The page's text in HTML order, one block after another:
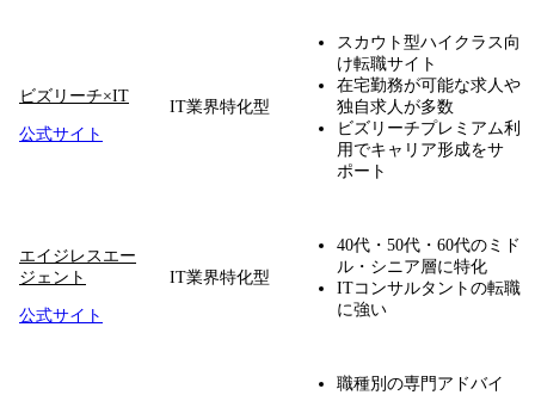
ビズリーチ×IT
公式サイト
IT業界特化型
スカウト型ハイクラス向
け転職サイト
在宅勤務が可能な求人や
独自求人が多数
ビズリーチプレミアム利
用でキャリア形成をサ
ポート
エイジレスエー
ジェント
公式サイト
IT業界特化型
40代・50代・60代のミド
ル・シニア層に特化
ITコンサルタントの転職
に強い
職種別の専門アドバイ